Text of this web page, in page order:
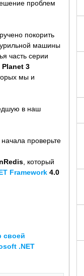
покорить
машины
часть серии
Planet 3
мы и
в наш
проверьте
, который
Framework 4.0
своей
.NET